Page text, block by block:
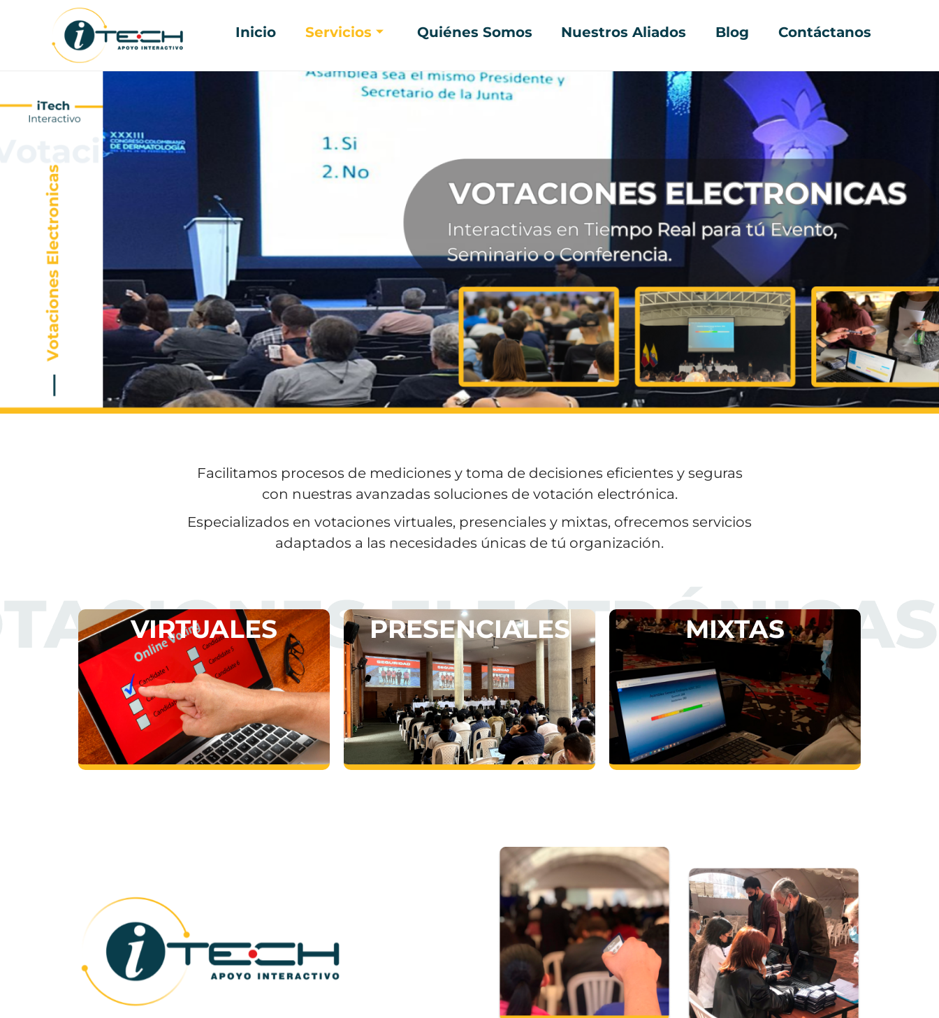
Inicio Servicios Quiénes Somos Nuestros Aliados Blog Contáctanos
Facilitamos procesos de mediciones y toma de decisiones eficientes y seguras
con nuestras avanzadas soluciones de votación electrónica.
Especializados en votaciones virtuales, presenciales y mixtas, ofrecemos servicios
adaptados a las necesidades únicas de tú organización.
VIRTUALES PRESENCIALES MIXTAS